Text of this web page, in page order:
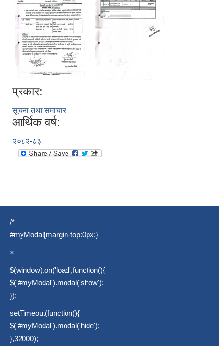
प्रकार:
सूचना तथा समाचार
आर्थिक वर्ष:
२०८२-८३
/*
#myModal{margin-top:0px;}
×
$(window).on('load',function(){
$('#myModal').modal('show');
});
setTimeout(function(){
$('#myModal').modal('hide');
},32000);